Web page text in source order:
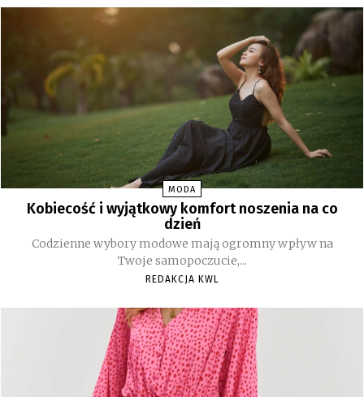
MODA
Kobiecość i wyjątkowy komfort noszenia na co
dzień
Codzienne wybory modowe mają ogromny wpływ na
Twoje samopoczucie,...
REDAKCJA KWL